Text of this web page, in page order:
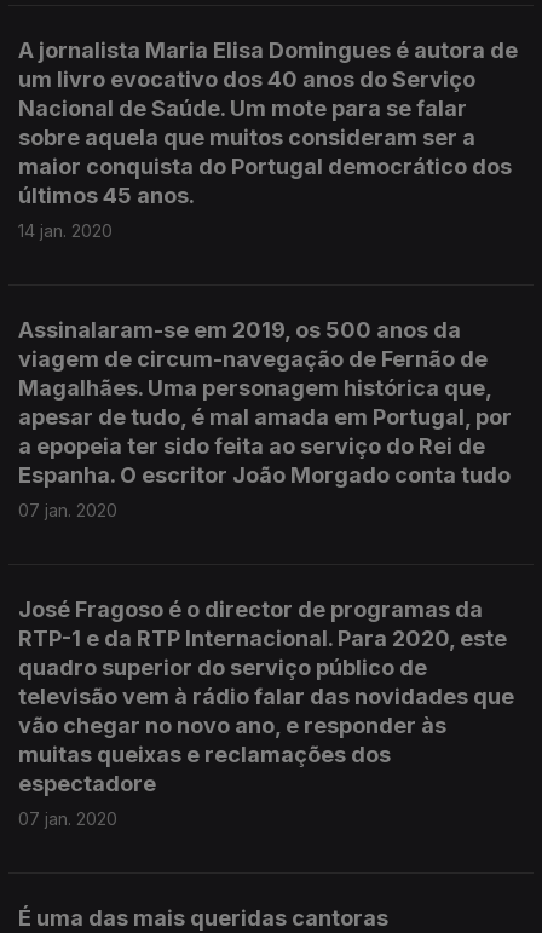
A jornalista Maria Elisa Domingues é autora de
um livro evocativo dos 40 anos do Serviço
Nacional de Saúde. Um mote para se falar
sobre aquela que muitos consideram ser a
maior conquista do Portugal democrático dos
últimos 45 anos.
14 jan. 2020
Assinalaram-se em 2019, os 500 anos da
viagem de circum-navegação de Fernão de
Magalhães. Uma personagem histórica que,
apesar de tudo, é mal amada em Portugal, por
a epopeia ter sido feita ao serviço do Rei de
Espanha. O escritor João Morgado conta tudo
07 jan. 2020
José Fragoso é o director de programas da
RTP-1 e da RTP Internacional. Para 2020, este
quadro superior do serviço público de
televisão vem à rádio falar das novidades que
vão chegar no novo ano, e responder às
muitas queixas e reclamações dos
espectadore
07 jan. 2020
É uma das mais queridas cantoras